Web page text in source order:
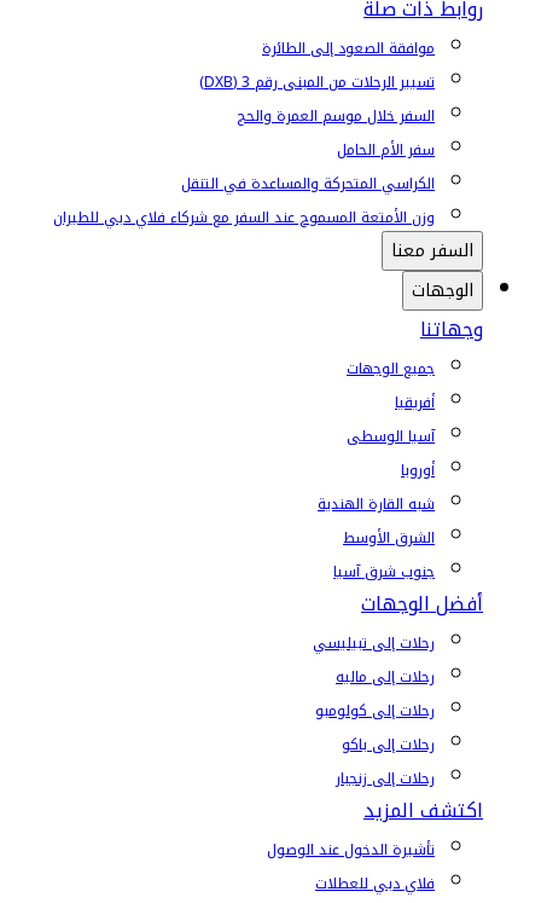
روابط ذات صلة
موافقة الصعود إلى الطائرة
تسيير الرحلات من المبنى رقم 3 (DXB)
السفر خلال موسم العمرة والحج
سفر الأم الحامل
الكراسي المتحركة والمساعدة في التنقل
وزن الأمتعة المسموح عند السفر مع شركاء فلاي دبي للطيران
السفر معنا
الوجهات
وجهاتنا
جميع الوجهات
أفريقيا
آسيا الوسطى
أوروبا
شبه القارة الهندية
الشرق الأوسط
جنوب شرق آسيا
أفضل الوجهات
رحلات إلى تبيليسي
رحلات إلى ماليه
رحلات إلى كولومبو
رحلات إلى باكو
رحلات إلى زنجبار
اكتشف المزيد
تأشيرة الدخول عند الوصول
فلاي دبي للعطلات